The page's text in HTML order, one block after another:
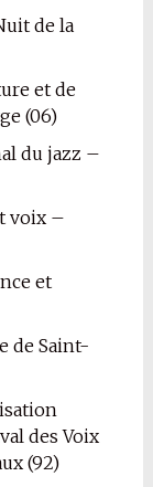
de la
et de
(06)
du jazz –
voix –
et
de Saint-
des Voix
(92)